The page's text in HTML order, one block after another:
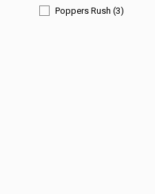
Poppers Rush (3)